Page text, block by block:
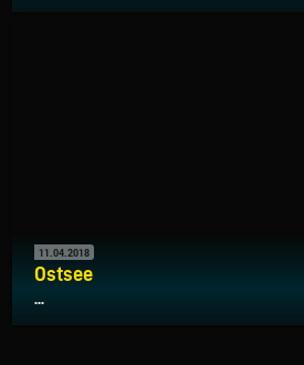
11.04.2018
Ostsee
...